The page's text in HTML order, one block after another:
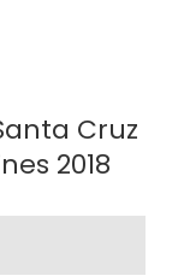
Cruz
2018